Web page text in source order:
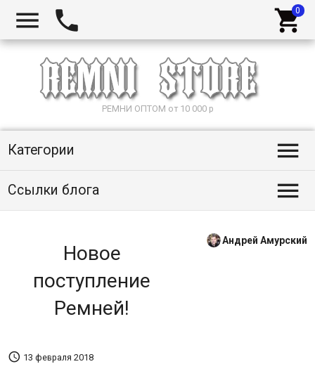
  
РЕМНИ ОПТОМ от 10 000 р
Категории 
Ссылки блога 
Новое
поступление
Ремней!
Андрей Амурский
 13 февраля 2018